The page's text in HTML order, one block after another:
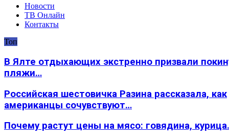
Новости
ТВ Онлайн
Контакты
Топ
В Ялте отдыхающих экстренно призвали
пляжи…
Российская шестовичка Разина рассказала, как
американцы сочувствуют…
Почему растут цены на мясо: говядина,